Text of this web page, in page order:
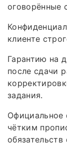
оговорённые
клиенте
Гарантию на
после сдачи
задания.
Официальное
чётким
обязательств